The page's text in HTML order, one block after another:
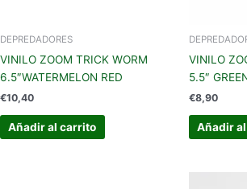
DEPREDADORES
VINILO ZOOM TRICK WORM
6.5″WATERMELON RED
€10,40
Añadir al carrito
VINILO
5.5″
€8,90
Añadir